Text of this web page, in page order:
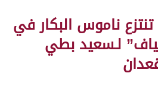
ناموس البكار في
لـسعيد بطي